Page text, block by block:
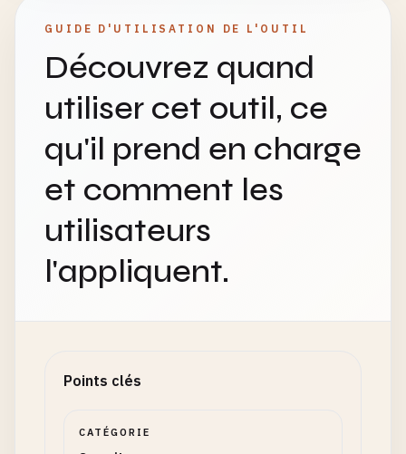
GUIDE D'UTILISATION DE L'OUTIL
Découvrez quand
utiliser cet outil, ce
qu'il prend en charge
et comment les
utilisateurs
l'appliquent.
Points clés
CATÉGORIE